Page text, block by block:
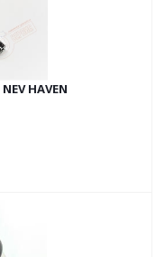
HAVEN